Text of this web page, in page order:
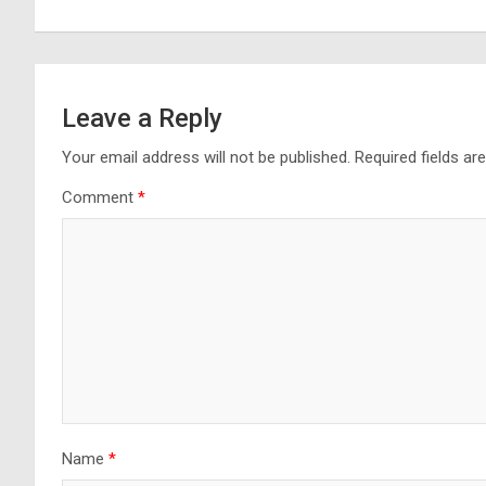
navigation
Leave a Reply
Your email address will not be published. Required fields
Comment *
Name *